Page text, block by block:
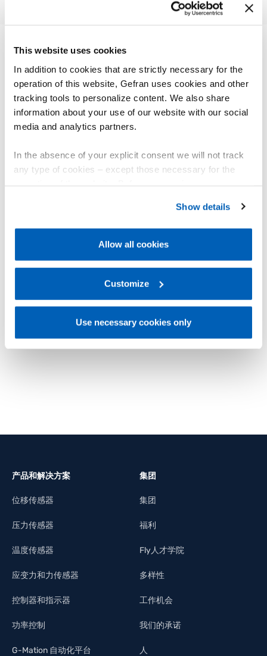
This website uses cookies
In addition to cookies that are strictly necessary for the
operation of this website, Gefran uses cookies and other
tracking tools to personalize content. We also share
information about your use of our website with our social
media and analytics partners.
In the absence of your explicit consent we will not track
any type of cookies – except those necessary for the
Gefran - Cookie
policy.
regarding processing of personal data, at the following
Gefran - Privacy Policy.
Show details
Allow all cookies
Customize
Use necessary cookies only
其他产品
您可能会感兴趣
电阻温度计配件
电缆、护套、配件、接头、放大器、适配
了解更多
产品和解决方案
位移传感器
压力传感器
温度传感器
应变力和力传感器
控制器和指示器
功率控制
G-Mation 自动化平台
集团
集团
福利
Fly人才学院
多样性
工作机会
我们的承诺
人